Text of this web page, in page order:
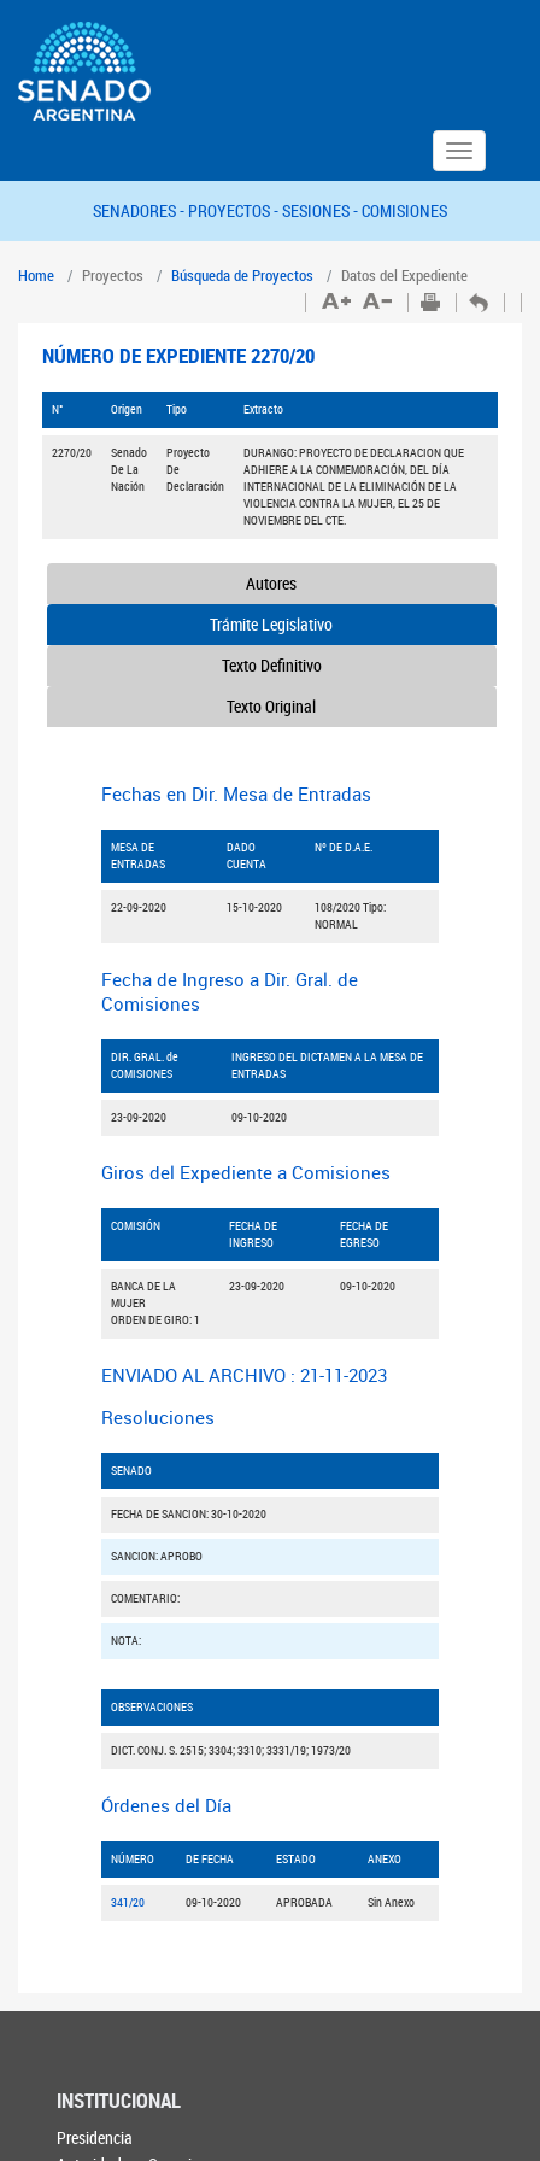
Toggle
navigation
SENADORES - PROYECTOS -SESIONES -COMISIONES
Home Proyectos Búsqueda de Proyectos Datos del Expediente
NÚMERO DE EXPEDIENTE 2270/20
N° Origen Tipo Extracto
2270/20
Senado
De La
Nación
Proyecto
De
Declaración
DURANGO: PROYECTO DE DECLARACION QUE
ADHIERE A LA CONMEMORACIÓN, DEL DÍA
INTERNACIONAL DE LA ELIMINACIÓN DE LA
VIOLENCIA CONTRA LA MUJER, EL 25 DE
NOVIEMBRE DEL CTE.
Autores
Trámite Legislativo
Texto Definitivo
Texto Original
Fechas en Dir. Mesa de Entradas
MESA DE
ENTRADAS
DADO
CUENTA
Nº DE D.A.E.
22-09-2020 15-10-2020
108/2020 Tipo:
NORMAL
Fecha de Ingreso a Dir. Gral. de
Comisiones
DIR. GRAL. de
COMISIONES
INGRESO DEL DICTAMEN A LA MESA DE
ENTRADAS
23-09-2020 09-10-2020
Giros del Expediente a Comisiones
COMISIÓN
FECHA DE
INGRESO
FECHA DE
EGRESO
BANCA DE LA
MUJER
ORDEN DE GIRO: 1
23-09-2020 09-10-2020
ENVIADO AL ARCHIVO : 21-11-2023
Resoluciones
SENADO
FECHA DE SANCION: 30-10-2020
SANCION: APROBO
COMENTARIO:
NOTA:
OBSERVACIONES
DICT. CONJ. S. 2515; 3304; 3310; 3331/19; 1973/20
Órdenes del Día
NÚMERO DE FECHA ESTADO ANEXO
341/20 09-10-2020 APROBADA Sin Anexo
INSTITUCIONAL
Presidencia